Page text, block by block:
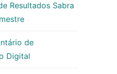
Resultados Sabra
de
Digital